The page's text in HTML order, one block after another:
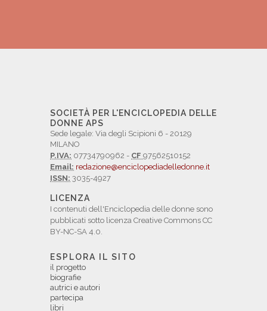
SOCIETÀ PER L'ENCICLOPEDIA DELLE
DONNE APS
Sede legale: Via degli Scipioni 6 - 20129
MILANO
P.IVA: 07734790962 - CF 97562510152
Email: redazione@enciclopediadelledonne.it
ISSN: 3035-4927
LICENZA
I contenuti dell'Enciclopedia delle donne sono
pubblicati sotto licenza Creative Commons CC
BY-NC-SA 4.0.
ESPLORA IL SITO
il progetto
biografie
autrici e autori
partecipa
libri